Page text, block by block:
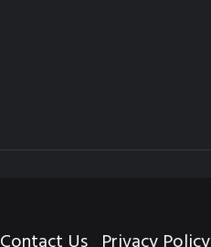
Contact Us Privacy Policy